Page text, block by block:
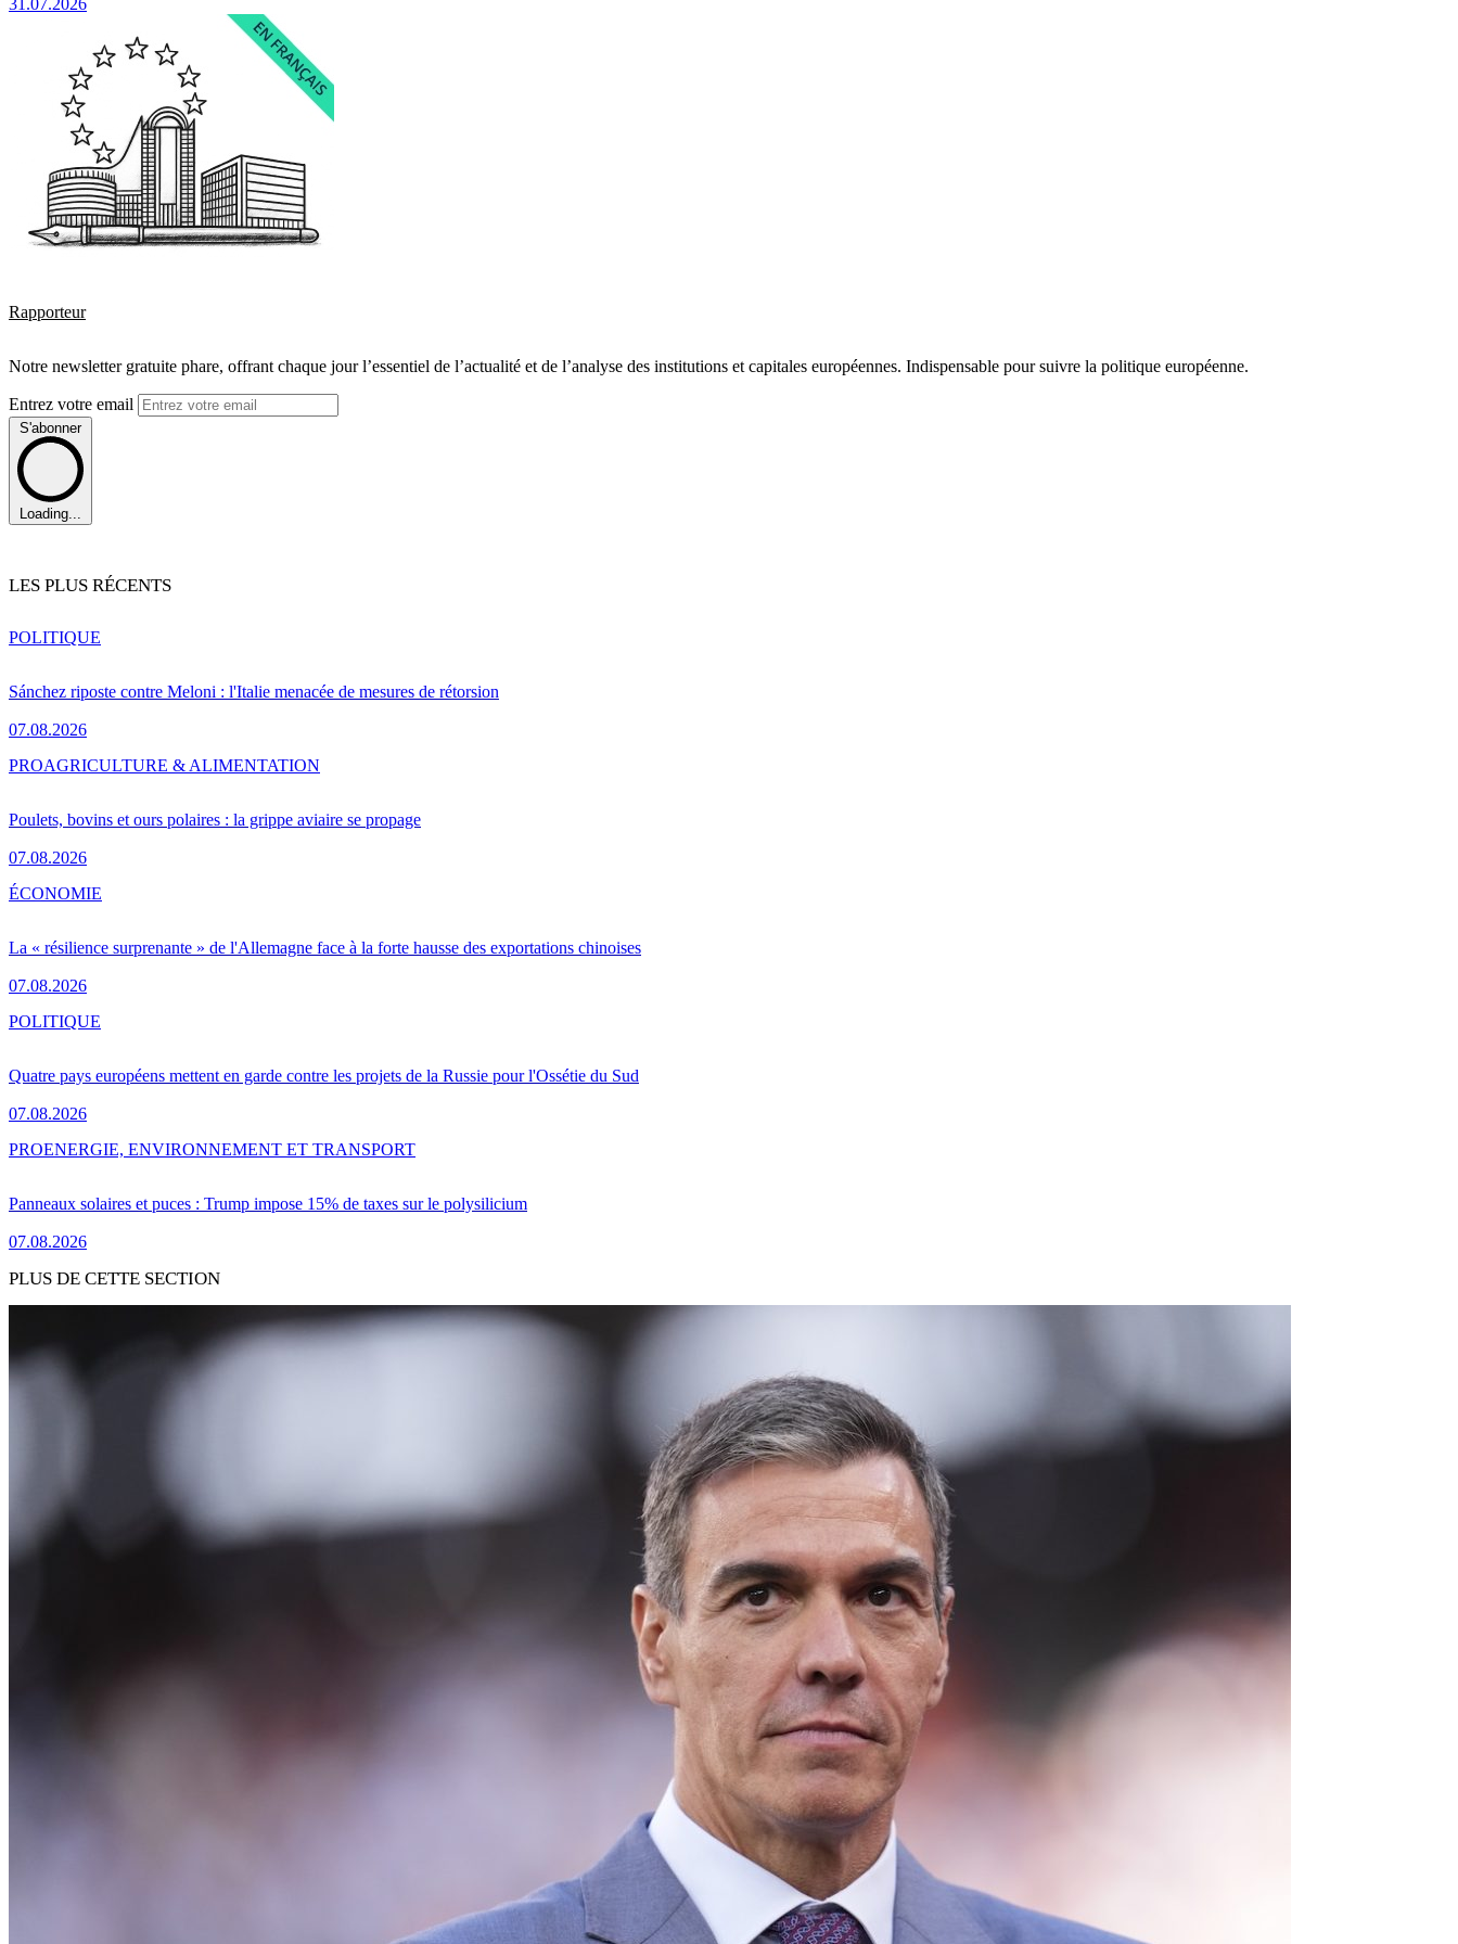
Rapporteur
Notre newsletter gratuite phare, offrant chaque jour l’essentiel de l’actualité et de l’analyse des institutions et capitales européennes. Indispensable pour suivre la politique européenne.
Entrez votre email
S'abonner
Loading...
LES PLUS RÉCENTS
Sánchez riposte contre Meloni : l'Italie menacée de mesures de rétorsion
07.08.2026
POLITIQUE
Poulets, bovins et ours polaires : la grippe aviaire se propage
07.08.2026
PROAGRICULTURE & ALIMENTATION
La « résilience surprenante » de l'Allemagne face à la forte hausse des exportations chinoises
07.08.2026
ÉCONOMIE
Quatre pays européens mettent en garde contre les projets de la Russie pour l'Ossétie du Sud
07.08.2026
POLITIQUE
Panneaux solaires et puces : Trump impose 15% de taxes sur le polysilicium
07.08.2026
PROENERGIE, ENVIRONNEMENT ET TRANSPORT
PLUS DE CETTE SECTION